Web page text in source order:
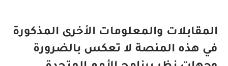
المقابلات والمعلومات الأخرى المذكورة
في هذه المنصة لا تعكس بالضرورة